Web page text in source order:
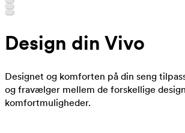
Design din Vivo
Designet og komforten på din seng
og fravælger mellem de forskellige
komfortmuligheder.